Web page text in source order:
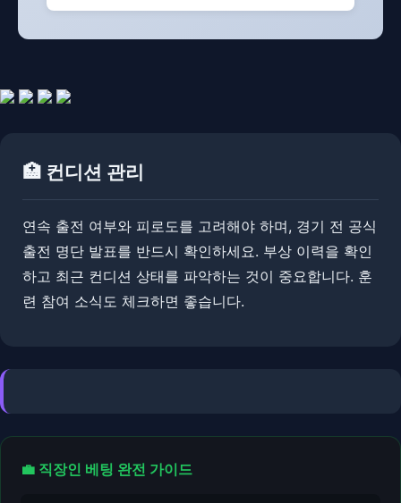
🏥 컨디션 관리
​​연속 출전 여부와 피로도를 고려해야 하며, 경기 전 공식
출전 명단 발표를 반드시 확인하세요. 부상 이력을 확인
하고 최근 컨디션 상태를 파악하는 것이 중요합니다. ​훈
련 참여 소식도 체크하면 좋습니다.
💼 직장인 베팅 완전 가이드